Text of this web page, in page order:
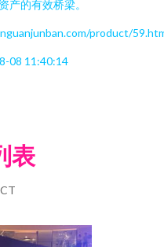
产的有效桥梁。
product/
08 11:40:14
表